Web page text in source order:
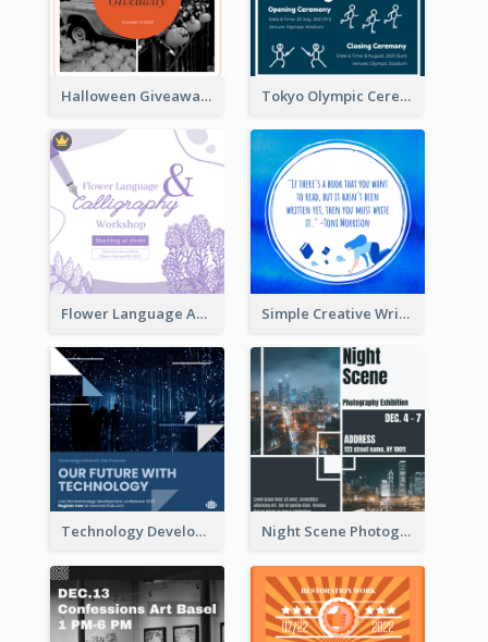
Halloween Giveaway Instagram Post Tokyo Olympic Ceremony Instagram Post
Flower Language And Calligraphy Instagram Post Simple Creative Writing Quote Instagram Post
Technology Development Conference Instagram Post Night Scene Photography Exhibition Instagram Post